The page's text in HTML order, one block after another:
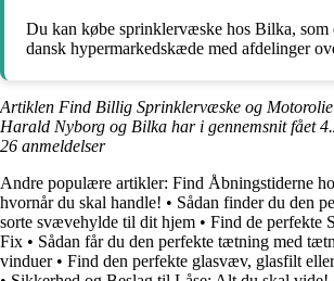
Du kan købe sprinklervæske hos Bilka, som
dansk hypermarkedskæde med afdelinger
Artiklen Find Billig Sprinklervæske og Motorolie
Harald Nyborg og Bilka har i gennemsnit fået
26 anmeldelser
Andre populære artikler: Find Åbningstiderne
hvornår du skal handle! • Sådan finder du den
sorte svævehylde til dit hjem • Find de perfekte
Fix • Sådan får du den perfekte tætning med
vinduer• Find den perfekte glasvæv, glasfilt